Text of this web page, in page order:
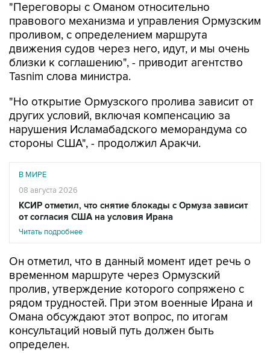
"Переговоры с Оманом относительно
правового механизма и управления Ормузским
проливом, с определением маршрута
движения судов через него, идут, и мы очень
близки к соглашению", - приводит агентство
Tasnim слова министра.
"Но открытие Ормузского пролива зависит от
других условий, включая компенсацию за
нарушения Исламабадского меморандума со
стороны США", - продолжил Аракчи.
В МИРЕ
08 августа 2026
КСИР отметил, что снятие блокады с Ормуза зависит
от согласия США на условия Ирана
Читать подробнее
Он отметил, что в данный момент идет речь о
временном маршруте через Ормузский
пролив, утверждение которого сопряжено с
рядом трудностей. При этом военные Ирана и
Омана обсуждают этот вопрос, по итогам
консультаций новый путь должен быть
определен.